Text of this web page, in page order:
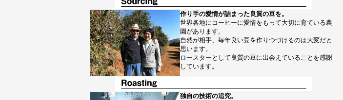
作り手の愛情が詰まった良質の豆を。
世界各地にコーヒーに愛情をもって大切に育ている農
園があります。
自然が相手、毎年良い豆を作りつづけるのは大変だと
思います。
ロースターとして良質の豆に出会えていることを感謝
しています。
独自の技術の追究。